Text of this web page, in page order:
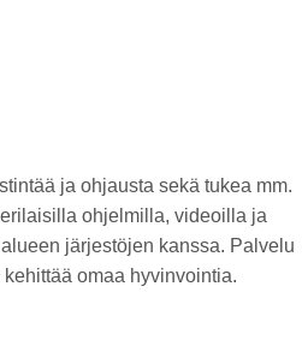
ja ohjausta sekä tukea mm.
ohjelmilla, videoilla ja
järjestöjen kanssa. Palvelu
omaa hyvinvointia.